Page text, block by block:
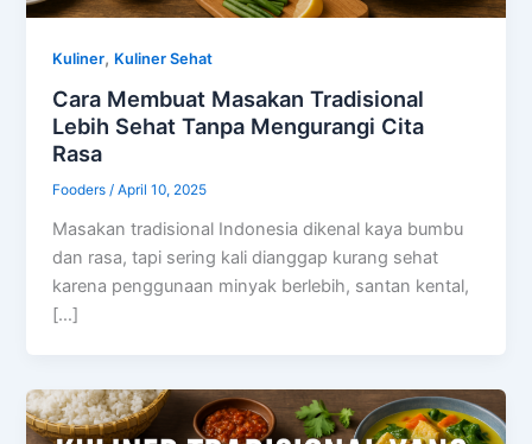
Kuliner, Kuliner Sehat
Cara Membuat Masakan Tradisional
Lebih Sehat Tanpa Mengurangi Cita
Rasa
Fooders/April 10, 2025
Masakan tradisional Indonesia dikenal kaya bumbu
dan rasa, tapi sering kali dianggap kurang sehat
karena penggunaan minyak berlebih, santan kental,
[…]